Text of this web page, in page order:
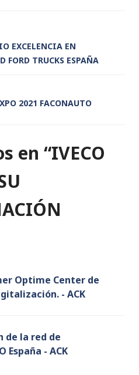
EXCELENCIA EN
FORD TRUCKS ESPAÑA
2021 FACONAUTO
en “IVECO
Optime Center de
- ACK
de la red de
España - ACK